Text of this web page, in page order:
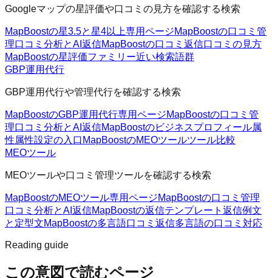
Googleマップの星評価や口コミの見方を確認する検索
MapBoostの星3.5と星4以上専用ページMapBoostの口コミ管
理口コミ分析とAI返信MapBoostの口コミ返信口コミの見方
MapBoostの星評価ファミリー近い検索語群
GBP運用代行
GBP運用代行や管理代行を確認する検索
MapBoostのGBP運用代行専用ページMapBoostの口コミ管
理口コミ分析とAI返信MapBoostのビジネスプロフィール属
性属性設定の入口 MapBoostのMEOツールツール比較
MEOツール
MEOツールや口コミ管理ツールを確認する検索
MapBoostのMEOツール専用ページMapBoostの口コミ管理
口コミ分析とAI返信MapBoostの返信テンプレート 返信例文
と定型文MapBoostの多言語口コミ返信多言語の口コミ対応
Reading guide
この意図で読むページ